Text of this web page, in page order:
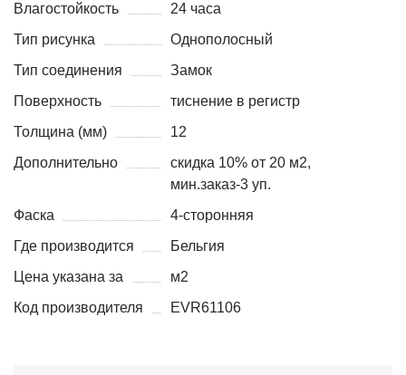
Влагостойкость
24 часа
Тип рисунка
Однополосный
Тип соединения
Замок
Поверхность
тиснение в регистр
Толщина (мм)
12
Дополнительно
скидка 10% от 20 м2,
мин.заказ-3 уп.
Фаска
4-сторонняя
Где производится
Бельгия
Цена указана за
м2
Код производителя
EVR61106